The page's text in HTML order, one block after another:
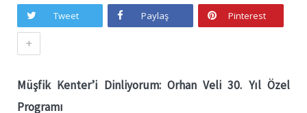
Tweet Paylaş Pinterest
+
Müşfik Kenter’i Dinliyorum: Orhan Veli 30. Yıl Özel
Programı